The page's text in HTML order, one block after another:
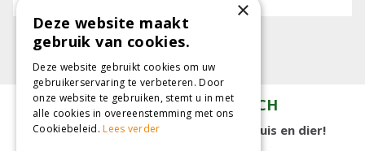
TUINCENTRUM KOLBACH
15.000 m2 winkelplezier voor tuin, huis en dier!
×
Deze website maakt
gebruik van cookies.
Deze website gebruikt cookies om uw
gebruikerservaring te verbeteren. Door
onze website te gebruiken, stemt u in met
alle cookies in overeenstemming met ons
Cookiebeleid.Lees verder